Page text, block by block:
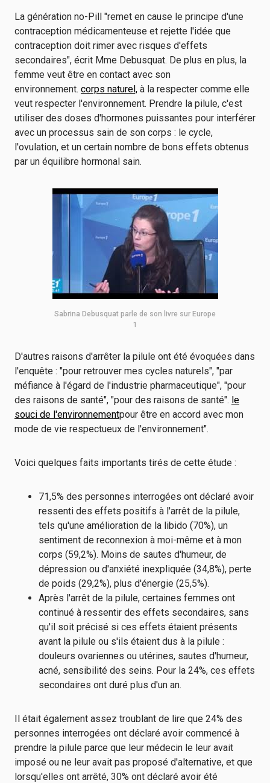
La génération no-Pill "remet en cause le principe d'une
contraception médicamenteuse et rejette l'idée que
contraception doit rimer avec risques d'effets
secondaires", écrit Mme Debusquat. De plus en plus, la
femme veut être en contact avec son
environnement. corps naturel, à la respecter comme elle
veut respecter l'environnement. Prendre la pilule, c'est
utiliser des doses d'hormones puissantes pour interférer
avec un processus sain de son corps : le cycle,
l'ovulation, et un certain nombre de bons effets obtenus
par un équilibre hormonal sain.
Sabrina Debusquat parle de son livre sur Europe
1
D'autres raisons d'arrêter la pilule ont été évoquées dans
l'enquête : "pour retrouver mes cycles naturels", "par
méfiance à l'égard de l'industrie pharmaceutique", "pour
des raisons de santé", "pour des raisons de santé". le
souci de l'environnementpour être en accord avec mon
mode de vie respectueux de l'environnement".
Voici quelques faits importants tirés de cette étude :
71,5% des personnes interrogées ont déclaré avoir
ressenti des effets positifs à l'arrêt de la pilule,
tels qu'une amélioration de la libido (70%), un
sentiment de reconnexion à moi-même et à mon
corps (59,2%). Moins de sautes d'humeur, de
dépression ou d'anxiété inexpliquée (34,8%), perte
de poids (29,2%), plus d'énergie (25,5%).
Après l'arrêt de la pilule, certaines femmes ont
continué à ressentir des effets secondaires, sans
qu'il soit précisé si ces effets étaient présents
avant la pilule ou s'ils étaient dus à la pilule :
douleurs ovariennes ou utérines, sautes d'humeur,
acné, sensibilité des seins. Pour la 24%, ces effets
secondaires ont duré plus d'un an.
Il était également assez troublant de lire que 24% des
personnes interrogées ont déclaré avoir commencé à
prendre la pilule parce que leur médecin le leur avait
imposé ou ne leur avait pas proposé d'alternative, et que
lorsqu'elles ont arrêté, 30% ont déclaré avoir été